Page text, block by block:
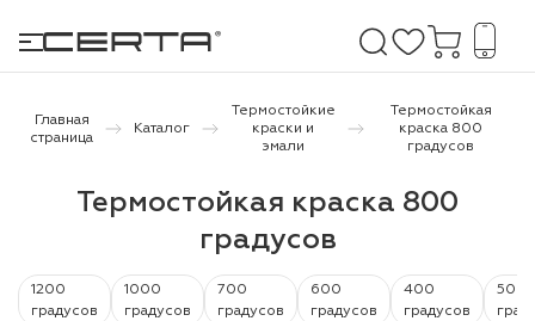
Главная
страница
Каталог
Термостойкие
краски и
эмали
Термостойкая
краска 800
градусов
Термостойкая краска 800
градусов
1200
градусов
1000
градусов
700
градусов
600
градусов
400
градусов
500